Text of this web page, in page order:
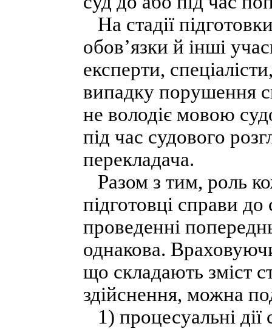
На стадії
обов’язки й інші
експерти,
випадку порушення
не володіє мовою
під час судового
перекладача.
Разом з тим, роль
підготовці справи до
проведенні
однакова.
що складають зміст
здійснення, можна
1) процесуальні дії